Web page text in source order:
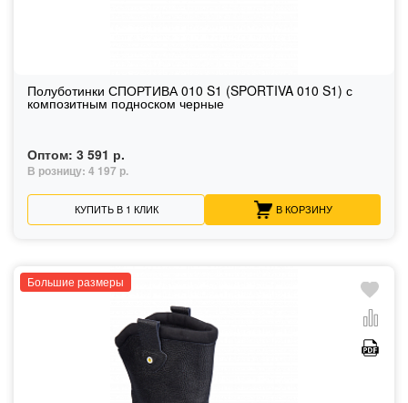
Полуботинки СПОРТИВА 010 S1 (SPORTIVA 010 S1) с
композитным подноском черные
Оптом: 3 591 р.
В розницу: 4 197 р.
КУПИТЬ В 1 КЛИК В КОРЗИНУ
Большие размеры